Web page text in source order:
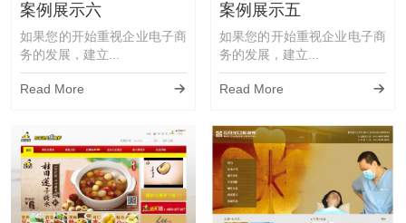
案例展示六
如果您的开始重视企业电子商
务的发展，建立...
Read More
案例展示五
如果您的开始重视企业电子商
务的发展，建立...
Read More